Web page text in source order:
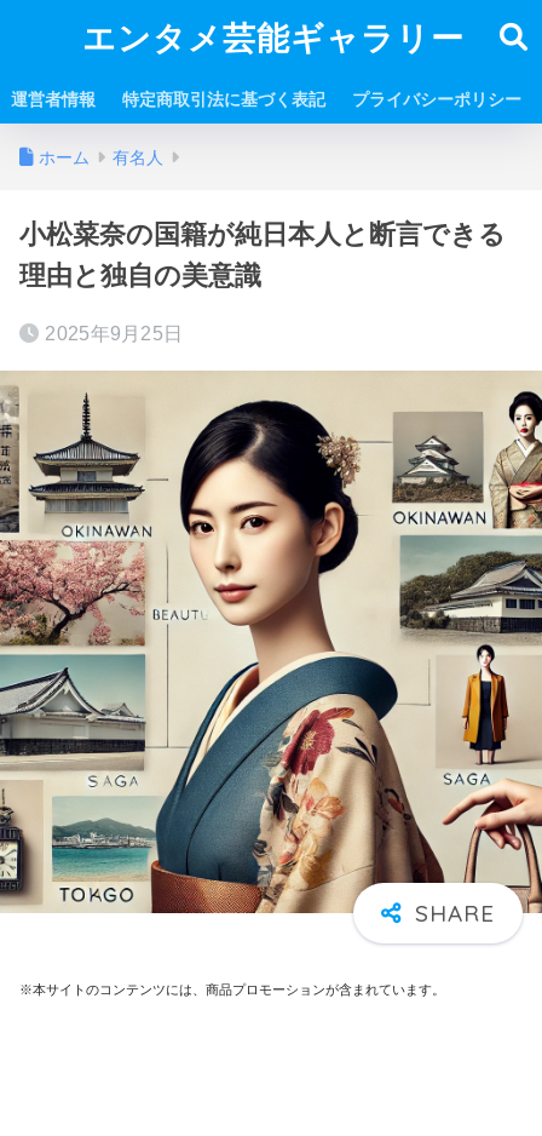
エンタメ芸能ギャラリー
運営者情報 特定商取引法に基づく表記 プライバシーポリシー
ホーム 有名人
小松菜奈の国籍が純日本人と断言できる
理由と独自の美意識
2025年9月25日
※本サイトのコンテンツには、商品プロモーションが含まれています。